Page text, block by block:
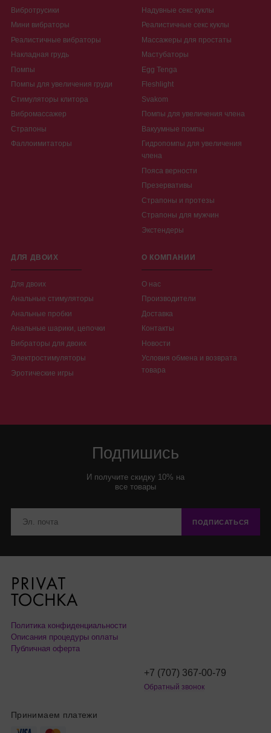
Вибротрусики
Мини вибраторы
Реалистичные вибраторы
Накладная грудь
Помпы
Помпы для увеличения груди
Стимуляторы клитора
Вибромассажер
Страпоны
Фаллоимитаторы
Надувные секс куклы
Реалистичные секс куклы
Массажеры для простаты
Мастубаторы
Egg Tenga
Fleshlight
Svakom
Помпы для увеличения члена
Вакуумные помпы
Гидропомпы для увеличения
члена
Пояса верности
Презервативы
Страпоны и протезы
Страпоны для мужчин
Экстендеры
ДЛЯ ДВОИХ
Для двоих
Анальные стимуляторы
Анальные пробки
Анальные шарики, цепочки
Вибраторы для двоих
Электростимуляторы
Эротические игры
О КОМПАНИИ
О нас
Производители
Доставка
Контакты
Новости
Условия обмена и возврата
товара
Подпишись
И получите скидку 10% на
все товары
ПОДПИСАТЬСЯ
Политика конфиденциальности
Описания процедуры оплаты
Публичная оферта
+7 (707) 367-00-79
Обратный звонок
Принимаем платежи